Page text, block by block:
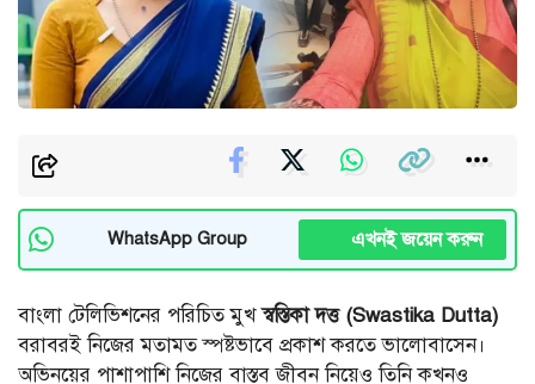
WhatsApp Group এখনই জয়েন করুন
বাংলা টেলিভিশনের পরিচিত মুখস্বস্তিকা দত্ত (Swastika Dutta)
বরাবরই নিজের মতামত স্পষ্টভাবে প্রকাশ করতে ভালোবাসেন।
অভিনয়ের পাশাপাশি নিজের বাস্তব জীবন নিয়েও তিনি কখনও